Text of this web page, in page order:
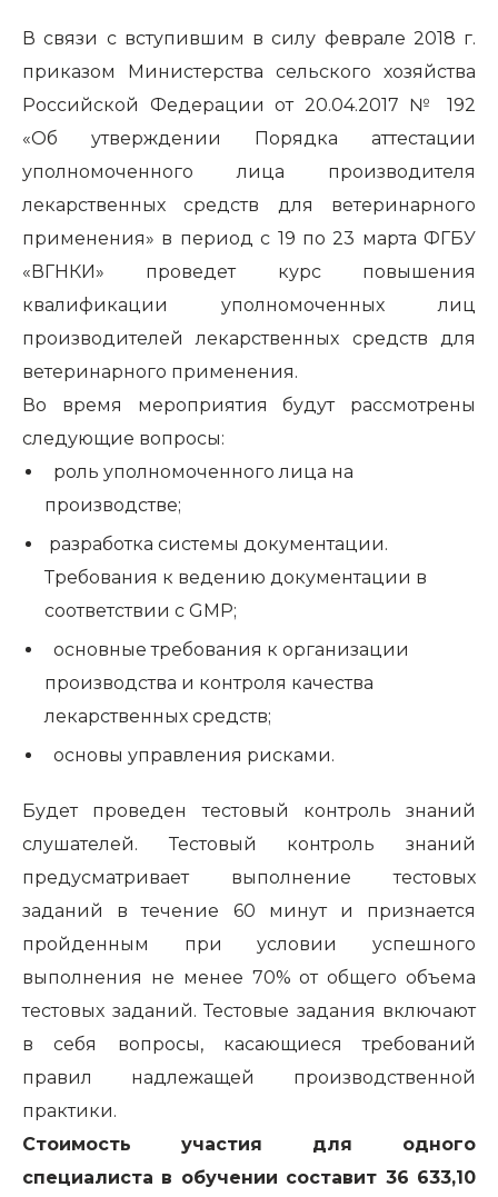
В связи с вступившим в силу феврале 2018 г.
приказом Министерства сельского хозяйства
Российской Федерации от 20.04.2017 № 192
«Об утверждении Порядка аттестации
уполномоченного лица производителя
лекарственных средств для ветеринарного
применения» в период с 19 по 23 марта ФГБУ
«ВГНКИ» проведет курс повышения
квалификации уполномоченных лиц
производителей лекарственных средств для
ветеринарного применения.
Во время мероприятия будут рассмотрены
следующие вопросы:
роль уполномоченного лица на
производстве;
разработка системы документации.
Требования к ведению документации в
соответствии с GMP;
основные требования к организации
производства и контроля качества
лекарственных средств;
основы управления рисками.
Будет проведен тестовый контроль знаний
слушателей. Тестовый контроль знаний
предусматривает выполнение тестовых
заданий в течение 60 минут и признается
пройденным при условии успешного
выполнения не менее 70% от общего объема
тестовых заданий. Тестовые задания включают
в себя вопросы, касающиеся требований
правил надлежащей производственной
практики.
Стоимость участия для одного
специалиста в обучении составит 36 633,10